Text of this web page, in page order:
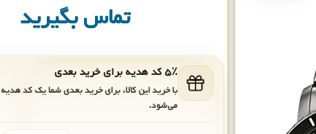
تماس بگیرید
۵٪ کد هدیه برای خرید بعدی
با خرید این کالا، برای خرید بعدی شما یک کد هدیه
می‌شود.